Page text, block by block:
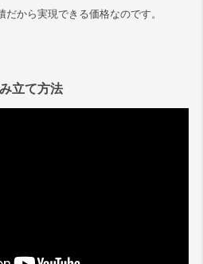
から実現できる価格なのです。
立て方法